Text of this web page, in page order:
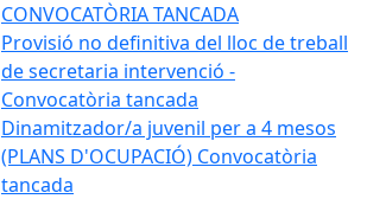
CONVOCATÒRIA TANCADA
Provisió no definitiva del lloc de treball
de secretaria intervenció -
Convocatòria tancada
Dinamitzador/a juvenil per a 4 mesos
(PLANS D'OCUPACIÓ) Convocatòria
tancada